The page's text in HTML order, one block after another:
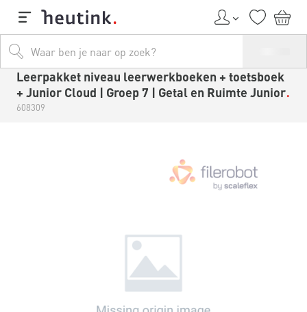
Leerpakket niveau leerwerkboeken + toetsboek
+ Junior Cloud | Groep 7 | Getal en Ruimte Junior
608309